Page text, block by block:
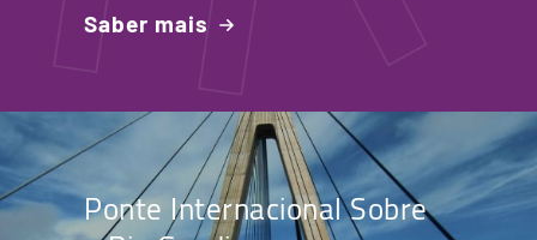
Saber mais
Ponte Internacional Sobre